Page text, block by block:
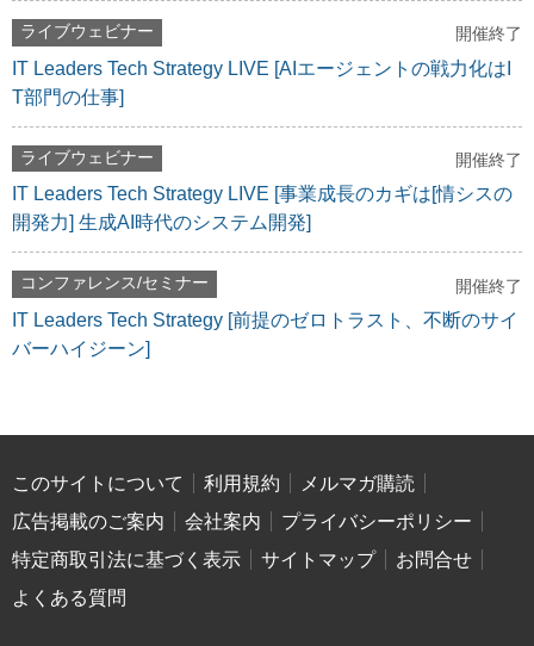
ライブウェビナー 開催終了
IT Leaders Tech Strategy LIVE [AIエージェントの戦力化はI
T部門の仕事]
ライブウェビナー 開催終了
IT Leaders Tech Strategy LIVE [事業成長のカギは[情シスの
開発力] 生成AI時代のシステム開発]
コンファレンス/セミナー 開催終了
IT Leaders Tech Strategy [前提のゼロトラスト、不断のサイ
バーハイジーン]
このサイトについて 利用規約
メルマガ購読
広告掲載のご案内
会社案内
プライバシーポリシー
特定商取引法に基づく表示
サイトマップ
お問合せ
よくある質問